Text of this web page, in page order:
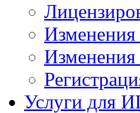
Услуги для